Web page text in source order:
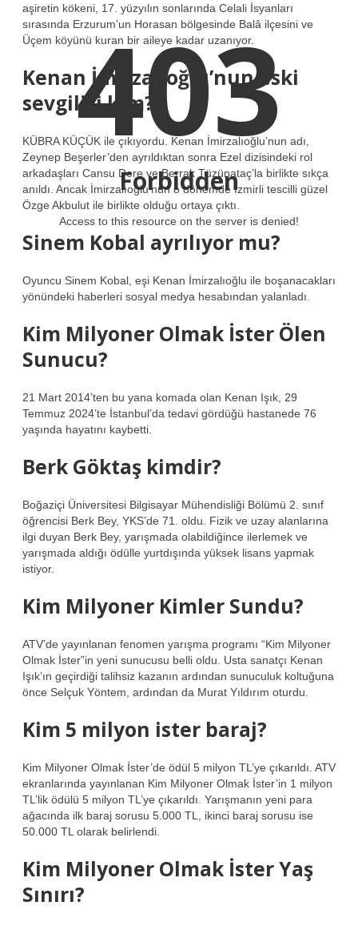
aşiretin kökeni, 17. yüzyılın sonlarında Celali İsyanları
sırasında Erzurum’un Horasan bölgesinde Balâ ilçesini ve
Üçem köyünü kuran bir aileye kadar uzanıyor.
Kenan İmirzalıoğlu’nun eski
sevgilisi kim?
KÜBRA KÜÇÜK ile çıkıyordu. Kenan İmirzalıoğlu’nun adı,
Zeynep Beşerler’den ayrıldıktan sonra Ezel dizisindeki rol
arkadaşları Cansu Dere ve Berrak Tüzünataç’la birlikte sıkça
anıldı. Ancak İmirzalıoğlu’nun o dönemde İzmirli tescilli güzel
Özge Akbulut ile birlikte olduğu ortaya çıktı.
Sinem Kobal ayrılıyor mu?
Oyuncu Sinem Kobal, eşi Kenan İmirzalıoğlu ile boşanacakları
yönündeki haberleri sosyal medya hesabından yalanladı.
Kim Milyoner Olmak İster Ölen
Sunucu?
21 Mart 2014’ten bu yana komada olan Kenan Işık, 29
Temmuz 2024’te İstanbul’da tedavi gördüğü hastanede 76
yaşında hayatını kaybetti.
Berk Göktaş kimdir?
Boğaziçi Üniversitesi Bilgisayar Mühendisliği Bölümü 2. sınıf
öğrencisi Berk Bey, YKS’de 71. oldu. Fizik ve uzay alanlarına
ilgi duyan Berk Bey, yarışmada olabildiğince ilerlemek ve
yarışmada aldığı ödülle yurtdışında yüksek lisans yapmak
istiyor.
Kim Milyoner Kimler Sundu?
ATV’de yayınlanan fenomen yarışma programı “Kim Milyoner
Olmak İster”in yeni sunucusu belli oldu. Usta sanatçı Kenan
Işık’ın geçirdiği talihsiz kazanın ardından sunuculuk koltuğuna
önce Selçuk Yöntem, ardından da Murat Yıldırım oturdu.
Kim 5 milyon ister baraj?
Kim Milyoner Olmak İster’de ödül 5 milyon TL’ye çıkarıldı. ATV
ekranlarında yayınlanan Kim Milyoner Olmak İster’in 1 milyon
TL’lik ödülü 5 milyon TL’ye çıkarıldı. Yarışmanın yeni para
ağacında ilk baraj sorusu 5.000 TL, ikinci baraj sorusu ise
50.000 TL olarak belirlendi.
Kim Milyoner Olmak İster Yaş
Sınırı?
403
Forbidden
Access to this resource on the server is denied!